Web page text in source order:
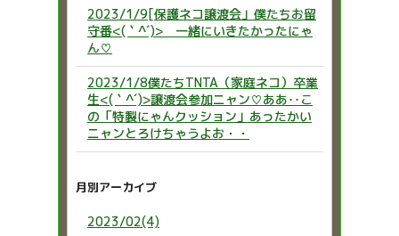
2023/1/9[保護ネコ譲渡会」僕たちお留
守番<(｀^´)> 一緒にいきたかったにゃ
ん♡
2023/1/8僕たちTNTA（家庭ネコ）卒業
生<(｀^´)>譲渡会参加ニャン♡ああ‥こ
の「特製にゃんクッション」あったかい
ニャンとろけちゃうよお・・
月別アーカイブ
2023/02(4)